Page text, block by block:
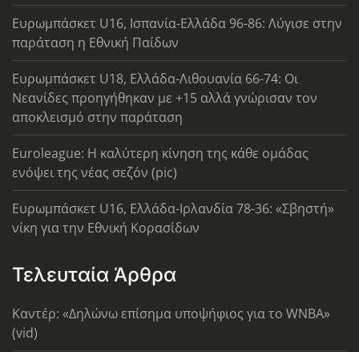
Ευρωμπάσκετ U16, Ισπανία-Ελλάδα 96-86: Λύγισε στην
παράταση η Εθνική Παίδων
Ευρωμπάσκετ U18, Ελλάδα-Λιθουανία 66-74: Οι
Νεανίδες προηγήθηκαν με +15 αλλά γνώρισαν τον
αποκλεισμό στην παράταση
Euroleague: Η καλύτερη κίνηση της κάθε ομάδας
ενόψει της νέας σεζόν (pic)
Ευρωμπάσκετ U16, Ελλάδα-Ιρλανδία 78-36: «Σβηστή»
νίκη για την Εθνική Κορασίδων
Τελευταία Άρθρα
Καντέρ: «Δηλώνω επίσημα υποψήφιος για το WNBA»
(vid)